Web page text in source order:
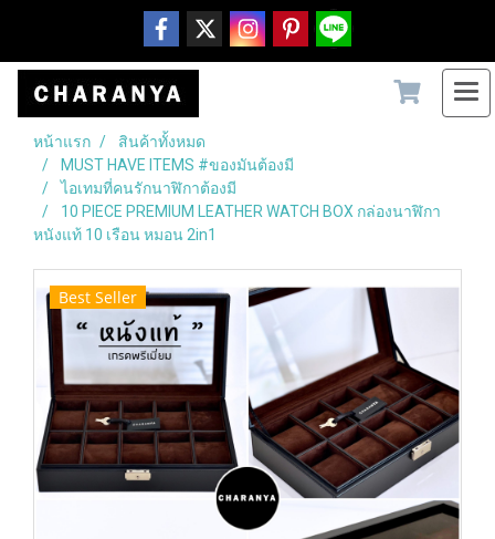
หน้าแรก
สินค้าทั้งหมด
MUST HAVE ITEMS #ของมันต้องมี
ไอเทมที่คนรักนาฬิกาต้องมี
10 PIECE PREMIUM LEATHER WATCH BOX กล่องนาฬิกา
หนังแท้ 10 เรือน หมอน 2in1
Best Seller